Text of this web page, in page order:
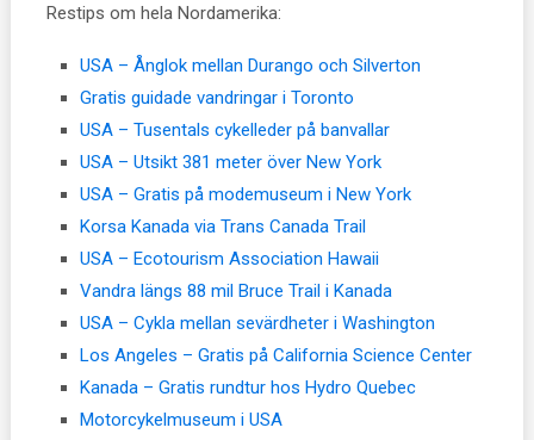
Restips om hela Nordamerika:
USA – Ånglok mellan Durango och Silverton
Gratis guidade vandringar i Toronto
USA – Tusentals cykelleder på banvallar
USA – Utsikt 381 meter över New York
USA – Gratis på modemuseum i New York
Korsa Kanada via Trans Canada Trail
USA – Ecotourism Association Hawaii
Vandra längs 88 mil Bruce Trail i Kanada
USA – Cykla mellan sevärdheter i Washington
Los Angeles – Gratis på California Science Center
Kanada – Gratis rundtur hos Hydro Quebec
Motorcykelmuseum i USA